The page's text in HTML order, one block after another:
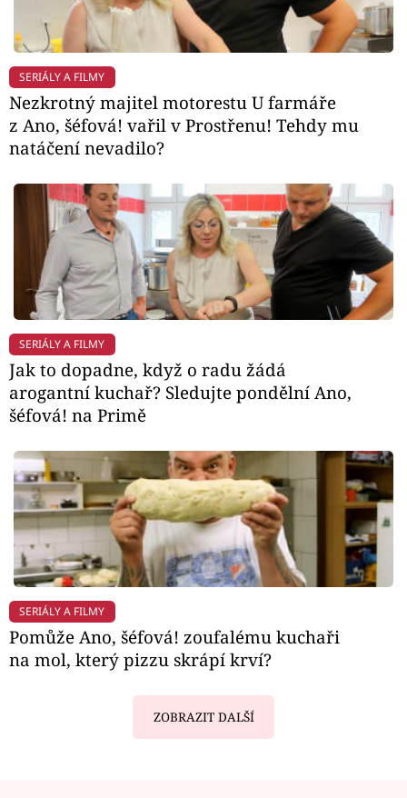
SERIÁLY A FILMY
Nezkrotný majitel motorestu U farmáře
z Ano, šéfová! vařil v Prostřenu! Tehdy mu
natáčení nevadilo?
SERIÁLY A FILMY
Jak to dopadne, když o radu žádá
arogantní kuchař? Sledujte pondělní Ano,
šéfová! na Primě
SERIÁLY A FILMY
Pomůže Ano, šéfová! zoufalému kuchaři
na mol, který pizzu skrápí krví?
ZOBRAZIT DALŠÍ